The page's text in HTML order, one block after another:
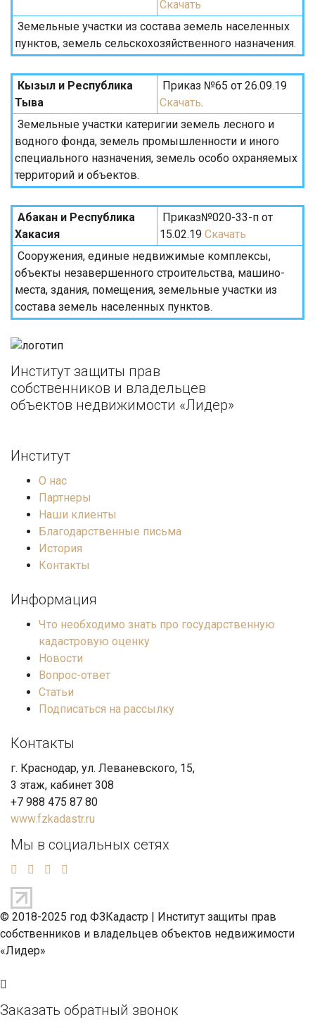
Скачать
Земельные участки из состава земель населенных
пунктов, земель сельскохозяйственного назначения.
Кызыл и Республика
Тыва
Приказ №65 от 26.09.19
Скачать.
Земельные участки катеригии земель лесного и
водного фонда, земель промышленности и иного
специального назначения, земель особо охраняемых
территорий и объектов.
Абакан и Республика
Хакасия
Приказ№020-33-п от
15.02.19 Скачать
Сооружения, единые недвижимые комплексы,
объекты незавершенного строительства, машино-
места, здания, помещения, земельные участки из
состава земель населенных пунктов.
Институт защиты прав
собственников и владельцев
объектов недвижимости «Лидер»
Институт
О нас
Партнеры
Наши клиенты
Благодарственные письма
История
Контакты
Информация
Что необходимо знать про государственную
кадастровую оценку
Новости
Вопрос-ответ
Статьи
Подписаться на рассылку
Контакты
г. Краснодар, ул. Леваневского, 15,
3 этаж, кабинет 308
+7 988 475 87 80
www.fzkadastr.ru
Мы в социальных сетях
© 2018-2025 год ФЗКадастр | Институт защиты прав
собственников и владельцев объектов недвижимости
«Лидер»
Заказать обратный звонок